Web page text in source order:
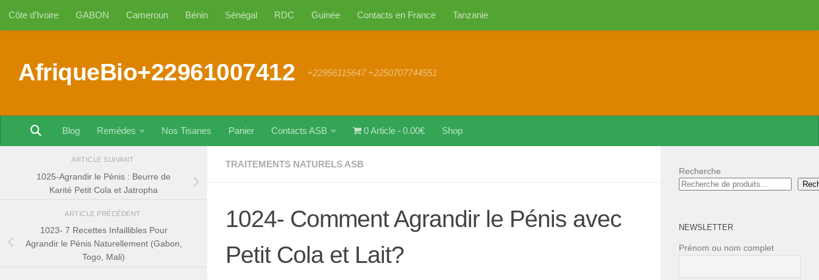
Au dessous du contenu
Côte d’Ivoire GABON Cameroun Bénin Sénégal RDC Guinée Contacts en France Tanzanie
AfriqueBio+22961007412 +22956115647 +2250707744551
Blog Remèdes Nos Tisanes Panier Contacts ASB 0 Article 0.00€ Shop
TRAITEMENTS NATURELS ASB
1024- Comment Agrandir le Pénis avec
Petit Cola et Lait?
ARTICLE SUIVANT
1025-Agrandir le Pénis : Beurre de
Karité Petit Cola et Jatropha
ARTICLE PRÉCÉDENT
1023- 7 Recettes Infaillibles Pour
Agrandir le Pénis Naturellement (Gabon,
Togo, Mali)
Recherche
NEWSLETTER
Prénom ou nom complet